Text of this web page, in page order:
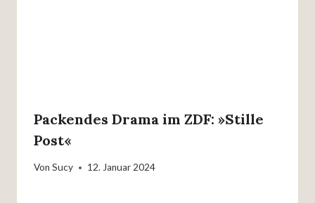
Packendes Drama im ZDF: »Stille
Post«
Von Sucy 12. Januar 2024